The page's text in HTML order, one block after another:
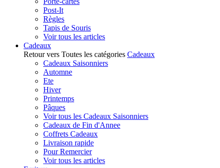
Post-It
Règles
Tapis de Souris
Voir tous les articles
Cadeaux
Retour vers Toutes les catégories Cadeaux
Cadeaux Saisonniers
Automne
Ete
Hiver
Printemps
Pâques
Voir tous les Cadeaux Saisonniers
Cadeaux de Fin d'Annee
Coffrets Cadeaux
Livraison rapide
Pour Remercier
Voir tous les articles